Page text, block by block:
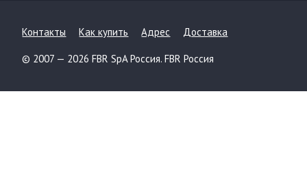
Контакты Как купить Адрес Доставка
© 2007 — 2026 FBR SpA Россия. FBR Россия